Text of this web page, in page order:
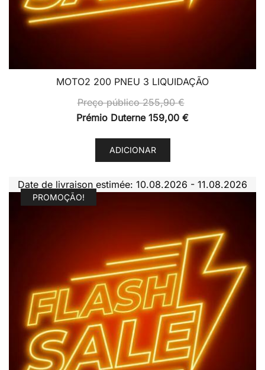
MOTO2 200 PNEU 3 LIQUIDAÇÃO
Preço público255,90€
Prémio Duterne 159,00 €
ADICIONAR
Date de livraison estimée: 10.08.2026 - 11.08.2026
PROMOÇÃO!